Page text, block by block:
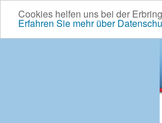
Cookies helfen uns bei der
Erfahren Sie mehr über